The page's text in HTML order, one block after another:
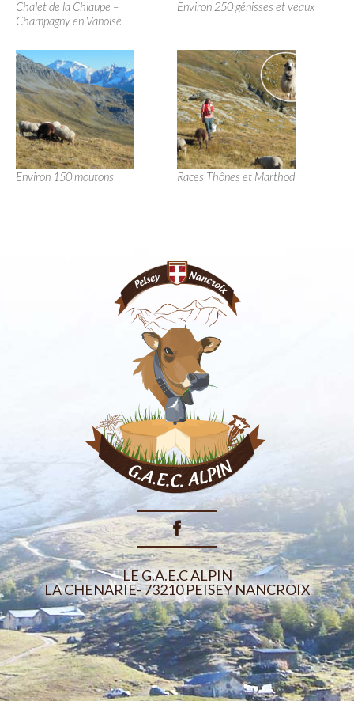
Chalet de la Chiaupe –
Champagny en Vanoise
Environ 250 génisses et veaux
Environ 150 moutons Races Thônes et Marthod
LE G.A.E.C ALPIN
LA CHENARIE- 73210 PEISEY NANCROIX
LE G.A.E.C ALPIN
LA CHENARIE- 73210 PEISEY NANCROIX